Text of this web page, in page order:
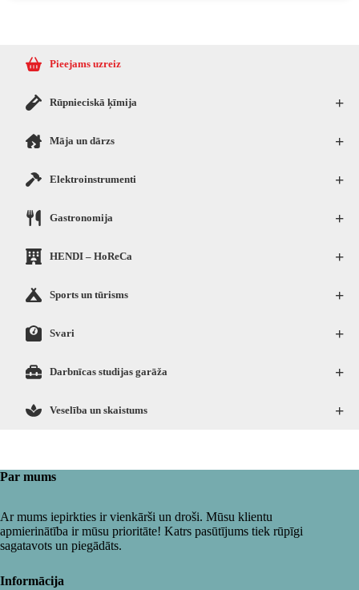
Pieejams uzreiz
+
Rūpnieciskā ķīmija
+
Māja un dārzs
+
Elektroinstrumenti
+
Gastronomija
+
HENDI – HoReCa
+
Sports un tūrisms
+
Svari
+
Darbnīcas studijas garāža
+
Veselība un skaistums
Par mums
Ar mums iepirkties ir vienkārši un droši. Mūsu klientu
apmierinātība ir mūsu prioritāte! Katrs pasūtījums tiek rūpīgi
sagatavots un piegādāts.
Informācija